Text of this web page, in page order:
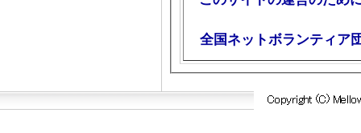
全国ネットボランティア